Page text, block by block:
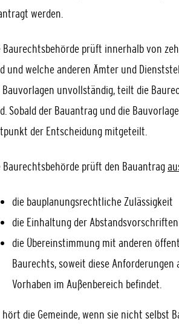
werden.
Baurechtsbehörde prüft innerhalb von
und welche anderen Ämter und
Bauvorlagen unvollständig, teilt die
Sobald der Bauantrag und die
der Entscheidung mitgeteilt.
Baurechtsbehörde prüft den Bauantrag
die bauplanungsrechtliche Zulässigkeit
die Einhaltung der Abstandsvorschriften
die Übereinstimmung mit anderen
Baurechts, soweit diese
Vorhaben im Außenbereich befindet.
hört die Gemeinde, wenn sie nicht selbst